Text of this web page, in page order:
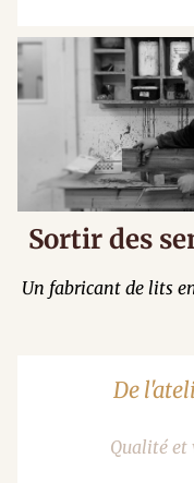
Sortir des
Un fabricant de lits
De
Qualité et